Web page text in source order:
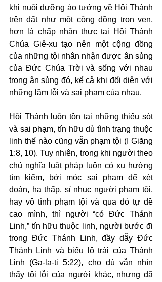
khi nuôi dưỡng ảo tưởng về Hội Thánh
trên đất như một cộng đồng trọn vẹn,
hơn là chấp nhận thực tại Hội Thánh
Chúa Giê-xu tạo nên một cộng đồng
của những tội nhân nhận được ân sủng
của Đức Chúa Trời và sống với nhau
trong ân sủng đó, kể cả khi đối diện với
những lầm lỗi và sai phạm của nhau.
Hội Thánh luôn tồn tại những thiếu sót
và sai phạm, tín hữu dù tình trạng thuộc
linh thế nào cũng vẫn phạm tội (I Giăng
1:8, 10). Tuy nhiên, trong khi người theo
chủ nghĩa luật pháp luôn có xu hướng
tìm kiếm, bới móc sai phạm để xét
đoán, hạ thấp, sỉ nhục người phạm tội,
hay vô tình phạm tội và qua đó tự đề
cao mình, thì người “có Đức Thánh
Linh,” tín hữu thuộc linh, người bước đi
trong Đức Thánh Linh, đầy dẫy Đức
Thánh Linh và biểu lộ trái của Thánh
Linh (Ga-la-ti 5:22), cho dù vẫn nhìn
thấy tội lỗi của người khác, nhưng đã